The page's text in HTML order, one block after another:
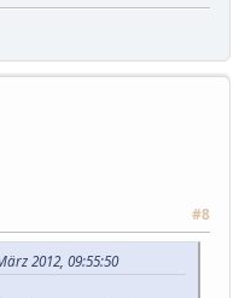
#8
2012, 09:55:50